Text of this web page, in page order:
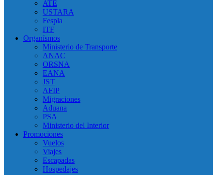
ATE
USTARA
Fespla
ITF
Organísmos
Ministerio de Transporte
ANAC
ORSNA
EANA
JST
AFIP
Migraciones
Aduana
PSA
Ministerio del Interior
Promociones
Vuelos
Viajes
Escapadas
Hospedajes